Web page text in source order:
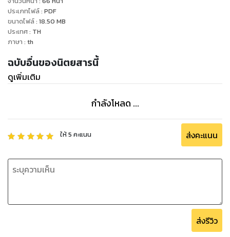
ประเภทไฟล์: PDF
ขนาดไฟล์: 18.50 MB
ประเทศ: TH
ภาษา : th
ฉบับอื่นของนิตยสารนี้
ดูเพิ่มเติม
กำลังโหลด ...
ให้5 คะแนน ส่งคะแนน
ส่งรีวิว